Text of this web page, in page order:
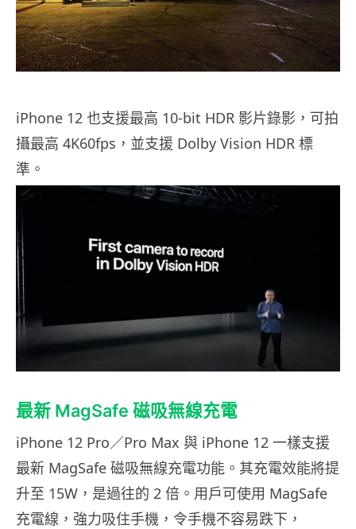
iPhone 12 也支援最高 10-bit HDR 影片錄影，可拍
攝最高 4K60fps，並支援 Dolby Vision HDR 標
準。
最新 MagSafe 磁吸無線充電
iPhone 12 Pro／Pro Max 與 iPhone 12 一樣支援
最新 MagSafe 磁吸無線充電功能。其充電效能將提
升至 15W，是過往的 2 倍。用戶可使用 MagSafe
充電線，強力吸住手機，令手機不容易跌下，